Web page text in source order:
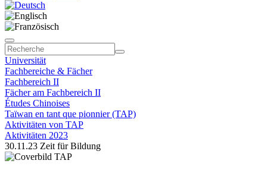
Universität
Fachbereiche & Fächer
Fachbereich II
Fächer am Fachbereich II
Études Chinoises
Taïwan en tant que pionnier (TAP)
Aktivitäten von TAP
Aktivitäten 2023
30.11.23 Zeit für Bildung